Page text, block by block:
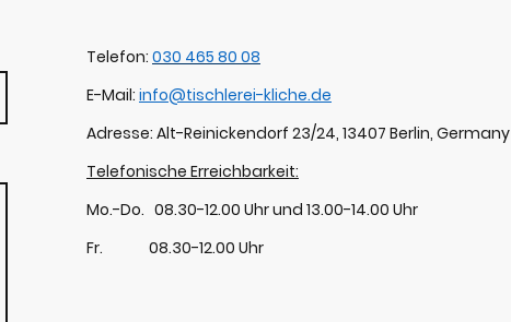
Telefon: 030 465 80 08
E-Mail: info@tischlerei-kliche.de
Adresse: Alt-Reinickendorf 23/24, 13407 Berlin, Germany
Telefonische Erreichbarkeit:
Mo.-Do. 08.30-12.00 Uhr und 13.00-14.00 Uhr
Fr. 08.30-12.00 Uhr